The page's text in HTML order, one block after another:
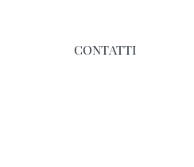
CONTATTI